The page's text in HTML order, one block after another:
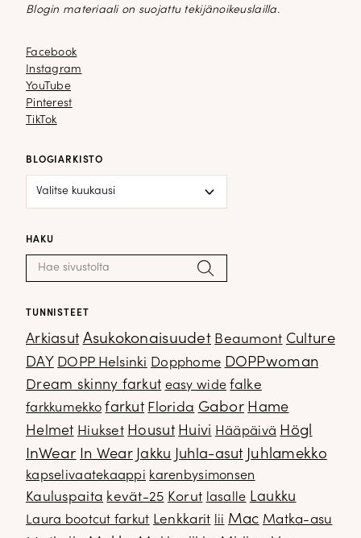
Blogin materiaali on suojattu tekijänoikeuslailla.
Facebook
Facebook
Instagram
Instagram
YouTube
YouTube
Pinterest
Pinterest
TikTok
TikTok
BLOGIARKISTO
HAKU
Haku: Hae
TUNNISTEET
Arkiasut Asukokonaisuudet Beaumont Culture
DAY DOPP Helsinki Dopphome DOPPwoman
Dream skinny farkut easy wide falke
farkkumekko farkut Florida Gabor Hame
Helmet Hiukset Housut Huivi Hääpäivä Högl
InWear In Wear Jakku Juhla-asut Juhlamekko
kapselivaatekaappi karenbysimonsen
Kauluspaita kevät-25 Korut lasalle Laukku
Laura bootcut farkut Lenkkarit lii Mac Matka-asu